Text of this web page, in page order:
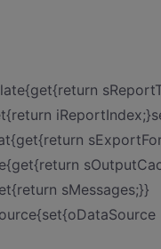
sMessages;}}